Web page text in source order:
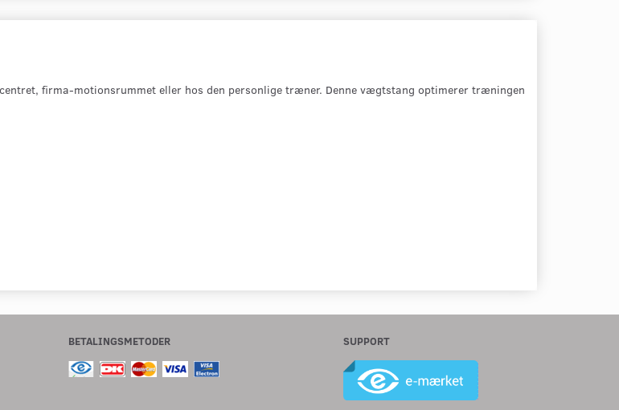
firma-motionsrummet eller hos den personlige træner. Denne vægtstang optimerer træningen
BETALINGSMETODER SUPPORT